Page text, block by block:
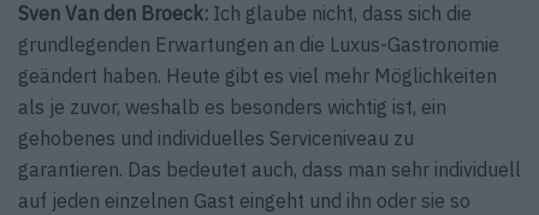
Sven Van den Broeck: Ich glaube nicht, dass sich die
grundlegenden Erwartungen an die Luxus-Gastronomie
geändert haben. Heute gibt es viel mehr Möglichkeiten
als je zuvor, weshalb es besonders wichtig ist, ein
gehobenes und individuelles Serviceniveau zu
garantieren. Das bedeutet auch, dass man sehr individuell
auf jeden einzelnen Gast eingeht und ihn oder sie so